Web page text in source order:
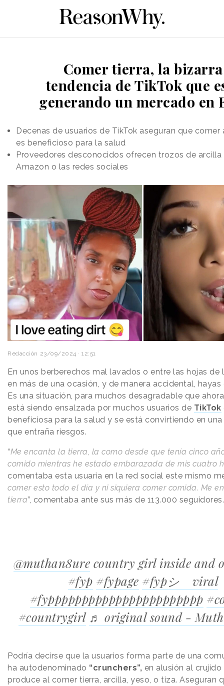
Comer tierra, la bizarra
tendencia de TikTok que
generando un mercado en
Decenas de usuarios de TikTok aseguran que comer
es beneficioso para la salud
Proveedores desconocidos ofrecen trozos de arcilla
Amazon o las redes sociales
Redacción 23/09/2024 · 12:51
En unos berberechos mal lavados o entre las hojas de
en más de una ocasión, y de manera accidental,
Es una situación, para muchos desagradable que
está siendo ensalzada por muchos usuarios de TikTok
beneficiosa para la salud y se está convirtiendo en
que entraña riesgos.
“Me encanta la tierra, la como desde que tenía cinco
comido mientras he estado embarazada de mis cuatro
comentaba esta usuaria en la red social este mismo
comer esto todo el día y ni siquiera comer comida. Me
tierra”, comentaba ante sus más de 113.000
@muthan8ure country girl inside and
#fyp #fypage #fypシ゚viral
#fyppppppppppppppppppppppp
#countrygirl ♬ original sound -
Podría decirse que la usuarios forma parte de una
ha autodenominado “crunchers”, en alusión al crujido
produce al comer tierra, arcilla, yeso, o tiza. Aseguran